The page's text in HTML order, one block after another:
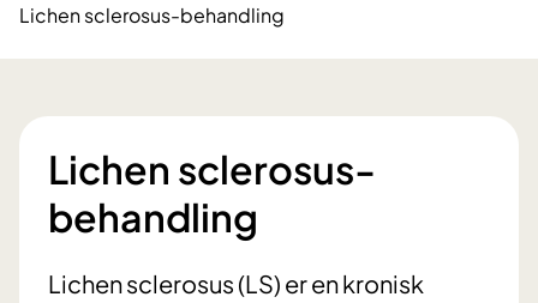
Lichen sclerosus-behandling
Lichen sclerosus-
behandling
Lichen sclerosus (LS) er en kronisk